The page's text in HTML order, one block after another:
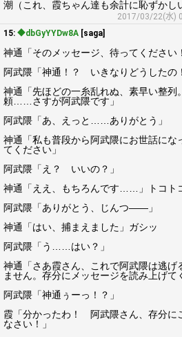
潮（これ、霞ちゃん達も余計に恥ずか
2017/03/22(水)
15: ◆dbGyYYDw8A [saga]
神通「そのメッセージ、待ってください
阿武隈「神通！？ いきなりどうしたの
神通「先ほどの一糸乱れぬ、素早い整列
頼……さすが阿武隈です」
阿武隈「あ、えっと……ありがとう」
神通「私も普段から阿武隈にお世話にな
てください」
阿武隈「え？ いいの？」
神通「ええ、もちろんです……」トコト
阿武隈「ありがとう、じんつ――」
神通「はい、捕まえました」ガシッ
阿武隈「う……はい？」
神通「さあ霞さん、これで阿武隈は逃げ
ません。存分にメッセージを読み上げて
阿武隈「神通ぅーっ！？」
霞「分かったわ！ 阿武隈さん、存分に
なさい！」